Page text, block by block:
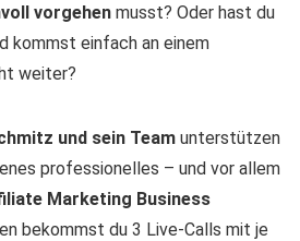
vorgehen musst? Oder hast du
kommst einfach an einem
weiter?
und sein Team unterstützen
professionelles – und vor allem
Marketing Business
bekommst du 3 Live-Calls mit je